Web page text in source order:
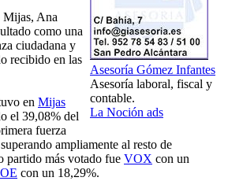
Asesoría Gómez Infantes
Asesoría laboral, fiscal y
contable.
La Noción ads
Mijas, Ana
como una
ciudadana y
recibido en las
en Mijas
el 39,08% del
fuerza
ampliamente al resto de
partido más votado fue VOX con un
con un 18,29%.